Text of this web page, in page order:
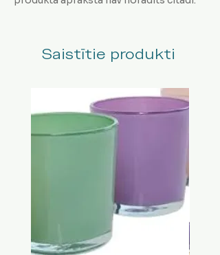
Saistītie produkti